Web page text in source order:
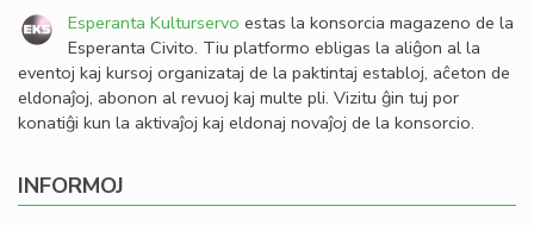
Esperanta Kulturservo estas la konsorcia magazeno de la
Esperanta Civito. Tiu platformo ebligas la aliĝon al la
eventoj kaj kursoj organizataj de la paktintaj establoj, aĉeton de
eldonaĵoj, abonon al revuoj kaj multe pli. Vizitu ĝin tuj por
konatiĝi kun la aktivaĵoj kaj eldonaj novaĵoj de la konsorcio.
INFORMOJ